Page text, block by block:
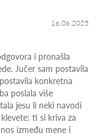
16.06.2025
i pronašla
Jučer sam postavila
konkretna
poslala više
jesu li neki navodi
ti si kriva za
između mene i